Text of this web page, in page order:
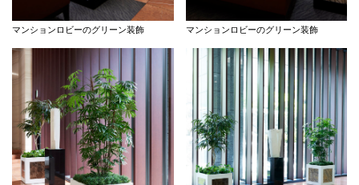
マンションロビーのグリーン装飾 マンションロビーのグリーン装飾